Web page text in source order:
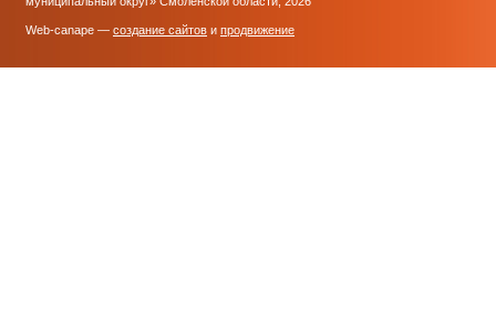
Web-canape — создание сайтов и продвижение